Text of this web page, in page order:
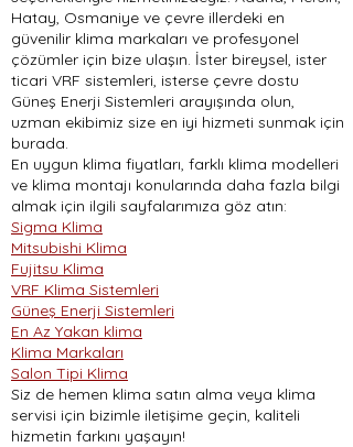
Hatay, Osmaniye ve çevre illerdeki en
güvenilir klima markaları ve profesyonel
çözümler için bize ulaşın. İster bireysel, ister
ticari VRF sistemleri, isterse çevre dostu
Güneş Enerji Sistemleri arayışında olun,
uzman ekibimiz size en iyi hizmeti sunmak için
burada.
En uygun klima fiyatları, farklı klima modelleri
ve klima montajı konularında daha fazla bilgi
almak için ilgili sayfalarımıza göz atın:
Sigma Klima
Mitsubishi Klima
Fujitsu Klima
VRF Klima Sistemleri
Güneş Enerji Sistemleri
En Az Yakan klima
Klima Markaları
Salon Tipi Klima
Siz de hemen klima satın alma veya klima
servisi için bizimle iletişime geçin, kaliteli
hizmetin farkını yaşayın!